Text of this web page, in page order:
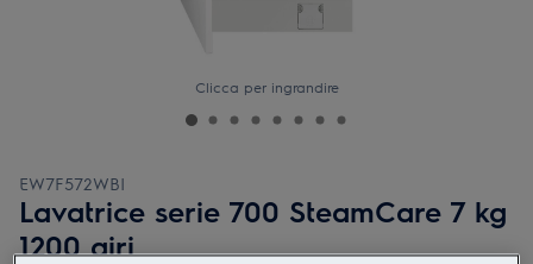
Clicca per ingrandire
EW7F572WBI
Lavatrice serie 700 SteamCare 7 kg
1200 giri